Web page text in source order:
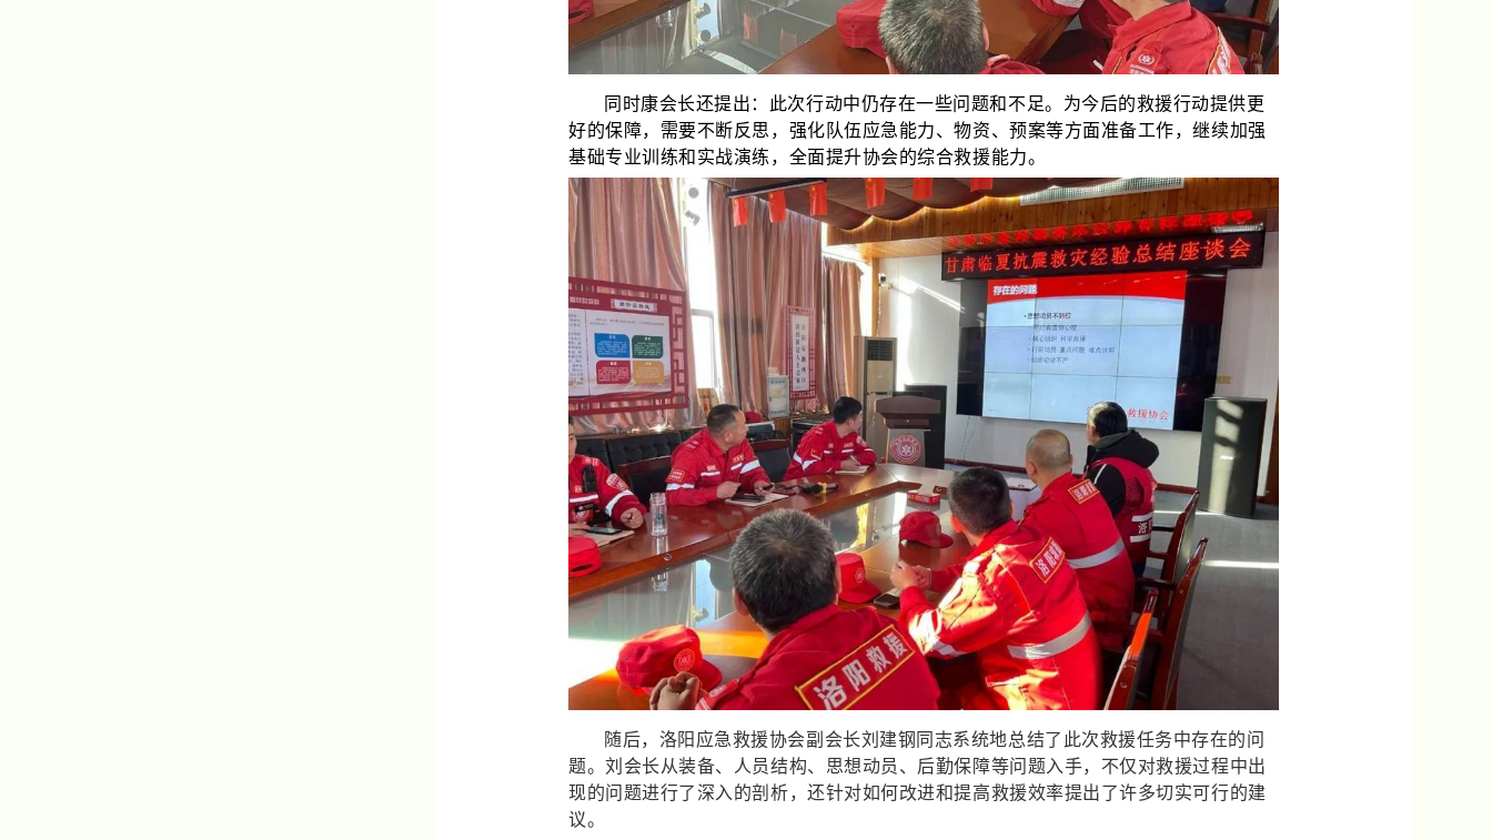
同时康会长还提出：此次行动中仍存在一些问题和不足。为今后的救援行动提供更
好的保障，需要不断反思，强化队伍应急能力、物资、预案等方面准备工作，继续加强
基础专业训练和实战演练，全面提升协会的综合救援能力。
随后，洛阳应急救援协会副会长刘建钢同志系统地总结了此次救援任务中存在的问
题。刘会长从装备、人员结构、思想动员、后勤保障等问题入手，不仅对救援过程中出
现的问题进行了深入的剖析，还针对如何改进和提高救援效率提出了许多切实可行的建
议。